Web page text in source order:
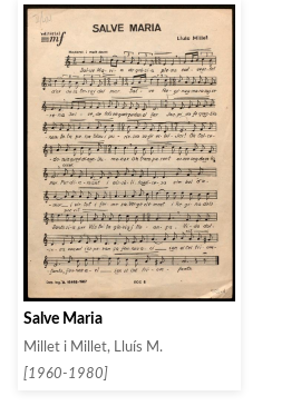
Salve Maria
Millet i Millet, Lluís M.
[1960-1980]